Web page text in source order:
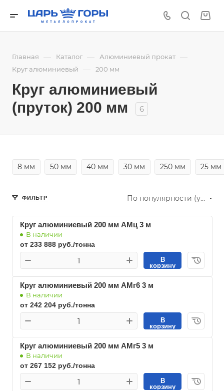
Главная — Каталог — Алюминиевый прокат —
Круг алюминиевый — 200 мм
Круг алюминиевый
(пруток) 200 мм
6
8 мм 50 мм 40 мм 30 мм 250 мм 25 мм
ФИЛЬТР По популярности (убывание)
Круг алюминиевый 200 мм АМц 3 м
В наличии
от 233 888 руб./тонна
В
корзину
Круг алюминиевый 200 мм АМг6 3 м
В наличии
от 242 204 руб./тонна
В
корзину
Круг алюминиевый 200 мм АМг5 3 м
В наличии
от 267 152 руб./тонна
В
корзину